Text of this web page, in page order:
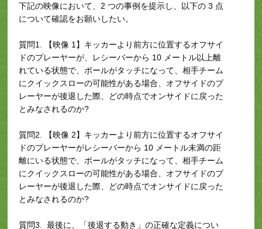
下記の映像において、2 つの事例を提示し、以下の 3 点
について確認をお願いしたい。
質問1. 【映像 1】キッカーより前方に位置するオフサイ
ドのプレーヤーが、レシーバーから 10 メートル以上離
れている状態で、ボールがタッチになって、相手チーム
にクイックスローの可能性がある場合、オフサイドのプ
レーヤーが後退した際、どの時点でオンサイドに戻った
とみなされるのか?
質問2. 【映像 2】キッカーより前方に位置するオフサイ
ドのプレーヤーがレシーバーから 10 メートル未満の距
離にいる状態で、ボールがタッチになって、相手チーム
にクイックスローの可能性がある場合、オフサイドのプ
レーヤーが後退した際、どの時点でオンサイドに戻った
とみなされるのか?
質問3. 最後に、「後退する動き」の正確な定義につい